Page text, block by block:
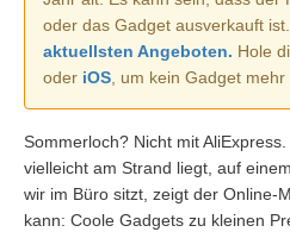
oder das Gadget ausverkauft ist.
aktuellsten Angeboten. Hole
oder iOS, um kein Gadget
Sommerloch? Nicht mit
vielleicht am Strand liegt, auf
wir im Büro sitzt, zeigt der Online-
kann: Coole Gadgets zu kleinen